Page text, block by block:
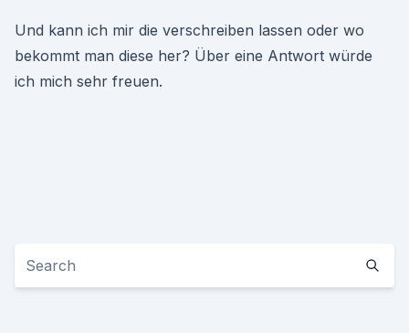
Und kann ich mir die verschreiben lassen oder wo
bekommt man diese her? Über eine Antwort würde
ich mich sehr freuen.